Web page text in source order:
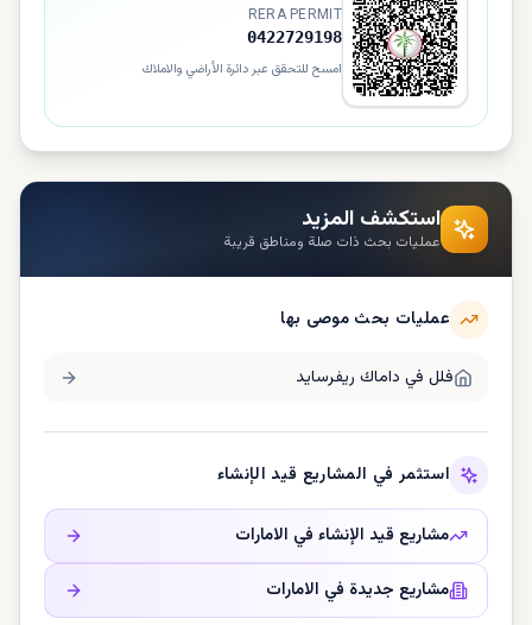
RERA PERMIT
0422729198
امسح للتحقق عبر دائرة الأراضي والاملاك
استكشف المزيد
عمليات بحث ذات صلة ومناطق قريبة
عمليات بحث موصى بها
فلل في داماك ريفرسايد
استثمر في المشاريع قيد الإنشاء
مشاريع قيد الإنشاء في الامارات
مشاريع جديدة في الامارات